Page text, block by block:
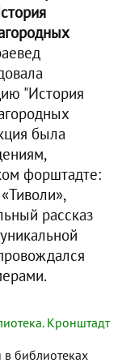
"История
была
форштадте:
рассказ
Кронштадт
библиотеках